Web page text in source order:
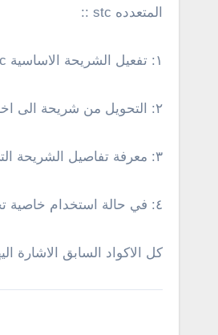
المتعدده stc ::
١: تفعيل الشريحة الاساسية stc او اي من الشرائح الاخري بكود #123*
٢: التحويل من شريحة الى اخرى اكتب #رقم الشريحه*123*
٣: معرفة تفاصيل الشريحة التي تستخدمها ومفعلة علي الهاتف بكود #*123*
٤: في حالة استخدام خاصية تحويل المكالمات فقد لا تعمل الشريحة الثانية والثالثة لحل هذه المشكلة استخدم كود #21#
كل الاكواد السابق الاشارة